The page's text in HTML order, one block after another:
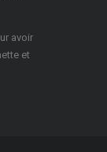
avoir
et